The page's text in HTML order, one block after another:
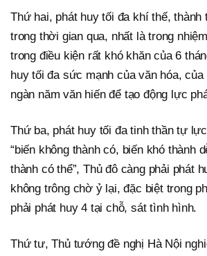
Thứ hai, phát huy tối đa khí thế,
trong thời gian qua, nhất là trong
trong điều kiện rất khó khăn của 6
huy tối đa sức mạnh của văn hóa,
ngàn năm văn hiến để tạo động lực
Thứ ba, phát huy tối đa tinh thần tự
“biến không thành có, biến khó thành
thành có thể”, Thủ đô càng phải phát
không trông chờ ỷ lại, đặc biệt trong
phải phát huy 4 tại chỗ, sát tình hình.
Thứ tư, Thủ tướng đề nghị Hà Nội